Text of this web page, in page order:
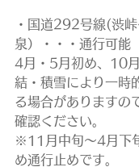
・国道292号線(渋
泉）・・・通行可能
4月・5月初め、10
結・積雪により一時
る場合がありますの
確認ください。
※11月中旬～4月下
め通行止めです。